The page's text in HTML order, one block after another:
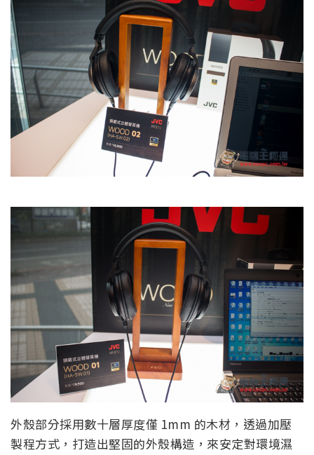
外殼部分採用數十層厚度僅 1mm 的木材，透過加壓
製程方式，打造出堅固的外殼構造，來安定對環境濕